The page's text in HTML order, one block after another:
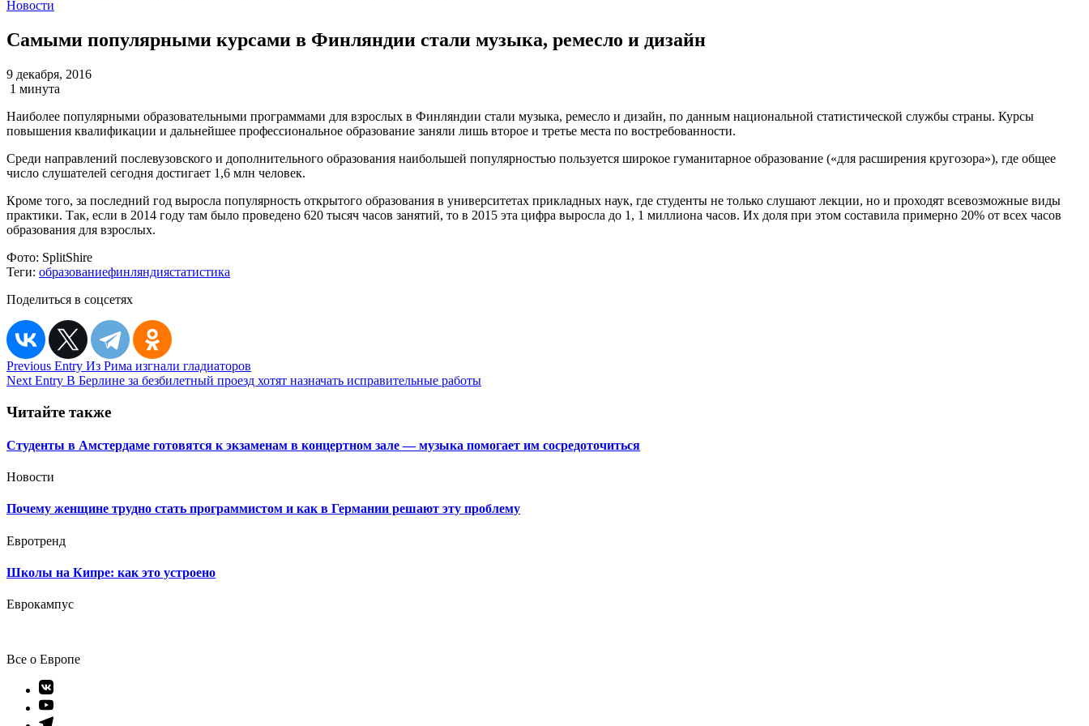
Новости
Самыми популярными курсами в Финляндии стали музыка, ремесло и дизайн
9 декабря, 2016
1 минута
Наиболее популярными образовательными программами для взрослых в Финляндии стали музыка, ремесло и дизайн, по данным национальной статистической службы страны. Курсы
повышения квалификации и дальнейшее профессиональное образование заняли лишь второе и третье места по востребованности.
Среди направлений послевузовского и дополнительного образования наибольшей популярностью пользуется широкое гуманитарное образование («для расширения кругозора»), где общее
число слушателей сегодня достигает 1,6 млн человек.
Кроме того, за последний год выросла популярность открытого образования в университетах прикладных наук, где студенты не только слушают лекции, но и проходят всевозможные виды
практики. Так, если в 2014 году там было проведено 620 тысяч часов занятий, то в 2015 эта цифра выросла до 1, 1 миллиона часов. Их доля при этом составила примерно 20% от всех часов
образования для взрослых.
Фото: SplitShire
Теги: образованиефинляндиястатистика
Поделиться в соцсетях
Навигация
по
записям
Previous Entry Из Рима изгнали гладиаторов
Next Entry В Берлине за безбилетный проезд хотят назначать исправительные работы
Читайте также
Студенты в Амстердаме готовятся к экзаменам в концертном зале — музыка помогает им сосредоточиться
Новости
Почему женщине трудно стать программистом и как в Германии решают эту проблему
Евротренд
Школы на Кипре: как это устроено
Еврокампус
Все о Европе
Элемент
меню
Элемент
меню
Элемент